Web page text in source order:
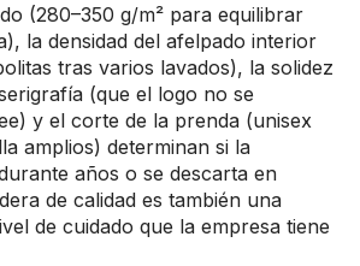
(280–350 g/m² para equilibrar
la densidad del afelpado interior
tras varios lavados), la solidez
(que el logo no se
y el corte de la prenda (unisex
amplios) determinan si la
años o se descarta en
de calidad es también una
de cuidado que la empresa tiene